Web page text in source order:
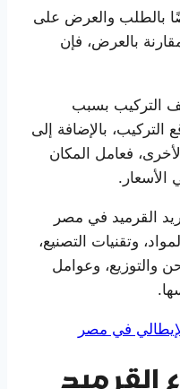
بالطلب والعرض على
بالعرض، فإن
التركيب بسبب
التركيب، بالإضافة إلى
فعامل المكان
الأسعار.
القرميد في مصر
وتقنيات التصنيع،
والتوزيع، وعوامل
القرميد